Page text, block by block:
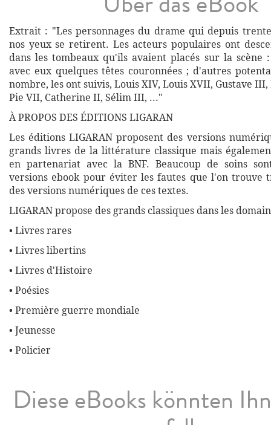
Extrait : "Les personnages du drame qui depuis
nos yeux se retirent. Les acteurs populaires ont
dans les tombeaux qu'ils avaient placés sur la scène
avec eux quelques têtes couronnées ; d'autres
nombre, les ont suivis, Louis XIV, Louis XVII, Gustave
Pie VII, Catherine II, Sélim III, ..."
À PROPOS DES ÉDITIONS LIGARAN
Les éditions LIGARAN proposent des versions
grands livres de la littérature classique mais
en partenariat avec la BNF. Beaucoup de soins
versions ebook pour éviter les fautes que l'on trouve
des versions numériques de ces textes.
LIGARAN propose des grands classiques dans les
• Livres rares
• Livres libertins
• Livres d'Histoire
• Poésies
• Première guerre mondiale
• Jeunesse
• Policier
Diese eBooks könnten